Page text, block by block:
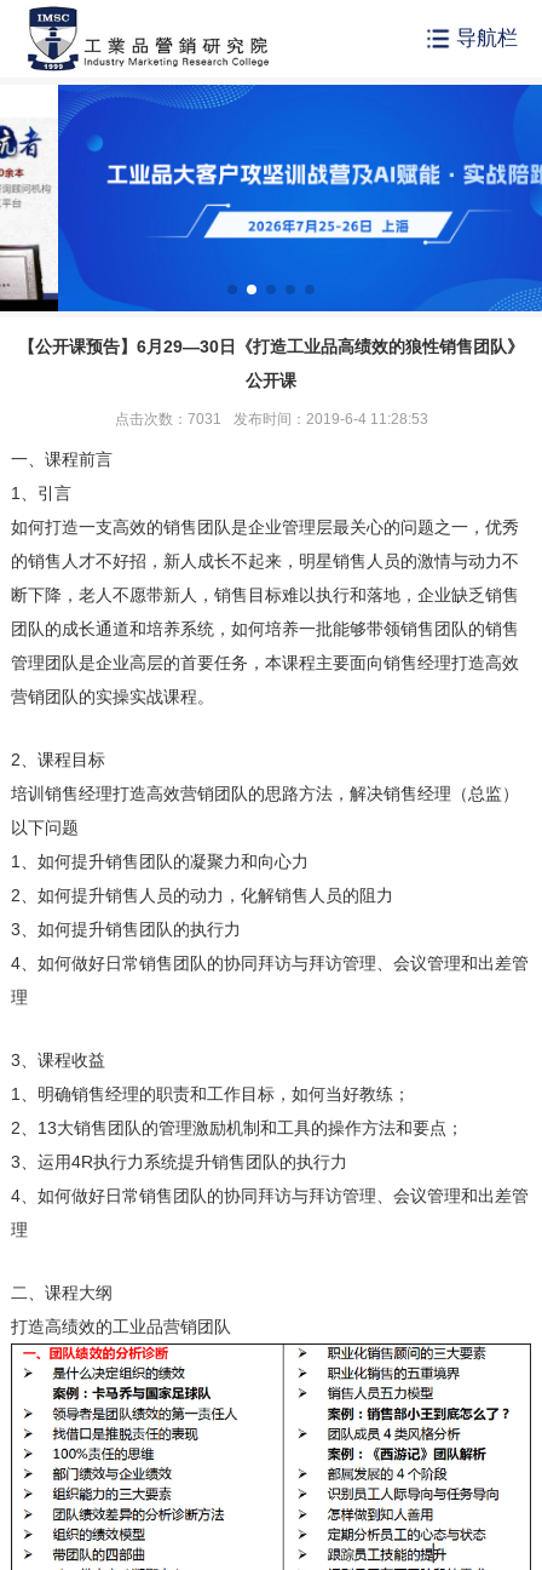
导航栏
【公开课预告】6月29—30日《打造工业品高绩效的狼性销售团队》
公开课
点击次数：7031 发布时间：2019-6-4 11:28:53
一、课程前言
1、引言
如何打造一支高效的销售团队是企业管理层最关心的问题之一，优秀
的销售人才不好招，新人成长不起来，明星销售人员的激情与动力不
断下降，老人不愿带新人，销售目标难以执行和落地，企业缺乏销售
团队的成长通道和培养系统，如何培养一批能够带领销售团队的销售
管理团队是企业高层的首要任务，本课程主要面向销售经理打造高效
营销团队的实操实战课程。
2、课程目标
培训销售经理打造高效营销团队的思路方法，解决销售经理（总监）
以下问题
1、如何提升销售团队的凝聚力和向心力
2、如何提升销售人员的动力，化解销售人员的阻力
3、如何提升销售团队的执行力
4、如何做好日常销售团队的协同拜访与拜访管理、会议管理和出差管
理
3、课程收益
1、明确销售经理的职责和工作目标，如何当好教练；
2、13大销售团队的管理激励机制和工具的操作方法和要点；
3、运用4R执行力系统提升销售团队的执行力
4、如何做好日常销售团队的协同拜访与拜访管理、会议管理和出差管
理
二、课程大纲
打造高绩效的工业品营销团队